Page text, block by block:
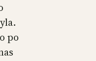
po